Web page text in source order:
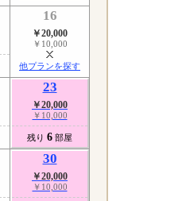
16
￥20,000
￥10,000
他プランを探す
23
￥20,000
￥10,000
残り 6 部屋
30
￥20,000
￥10,000